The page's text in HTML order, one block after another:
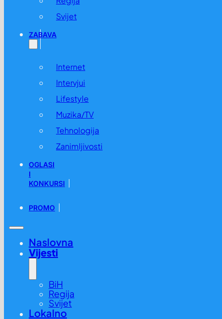
Svijet
ZABAVA
Internet
Intervjui
Lifestyle
Muzika/TV
Tehnologija
Zanimljivosti
OGLASI
I
KONKURSI
PROMO
Naslovna
Vijesti
BiH
Regija
Svijet
Lokalno